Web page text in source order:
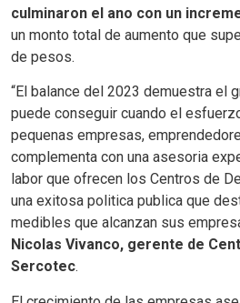
culminaron el ano con un
un monto total de aumento que
de pesos.
“El balance del 2023 demuestra el
puede conseguir cuando el
pequenas empresas,
complementa con una asesoria
labor que ofrecen los Centros de
una exitosa politica publica que
medibles que alcanzan sus
Nicolas Vivanco, gerente de
Sercotec.